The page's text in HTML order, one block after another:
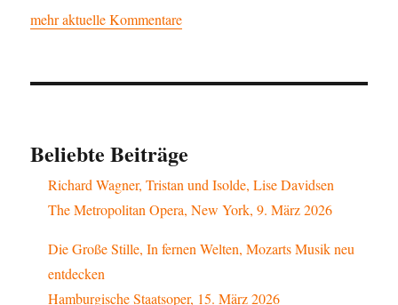
mehr aktuelle Kommentare
Beliebte Beiträge
Richard Wagner, Tristan und Isolde, Lise Davidsen
The Metropolitan Opera, New York, 9. März 2026
Die Große Stille, In fernen Welten, Mozarts Musik neu
entdecken
Hamburgische Staatsoper, 15. März 2026